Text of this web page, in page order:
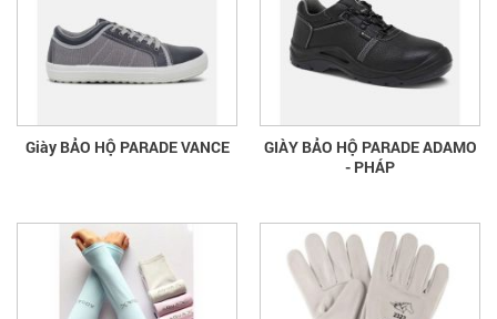
Giày BẢO HỘ PARADE VANCE
GIÀY BẢO HỘ PARADE ADAMO
- PHÁP